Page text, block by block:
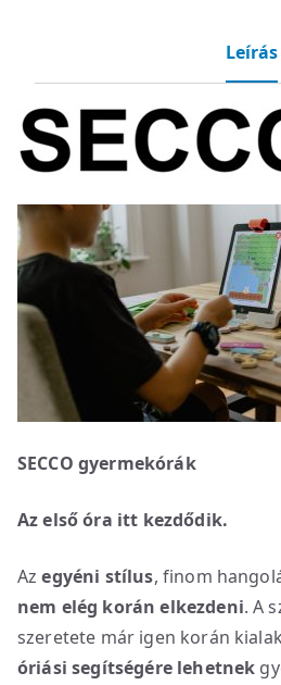
Leírás
SECCO gyermekórák
Az első óra itt kezdődik.
Azegyéni stílus, finom
nem elég korán elkezdeni. A
szeretete már igen korán
óriási segítségére lehetnek